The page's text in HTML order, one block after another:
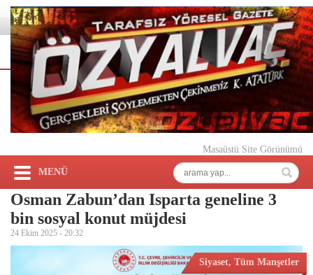
Masaüstü Site Görünümü
MENÜ
Osman Zabun’dan Isparta geneline 3
bin sosyal konut müjdesi
24 Ekim 2025 - 20:32
Siyaset, Tüm Manşetler